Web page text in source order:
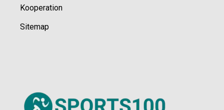
Kooperation
Sitemap